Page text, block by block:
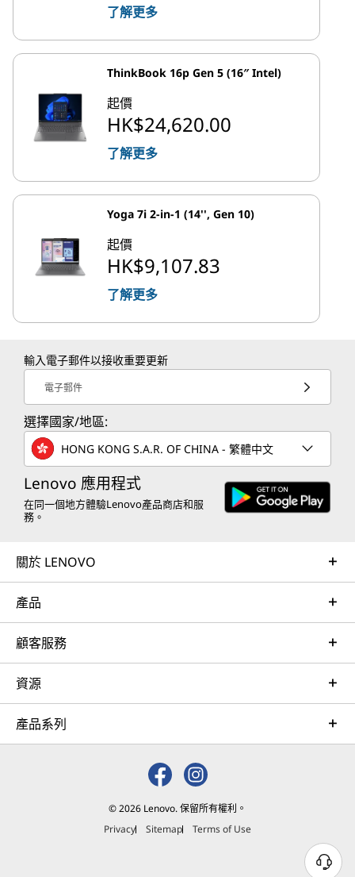
了解更多
ThinkBook 16p Gen 5 (16″ Intel)
起價
HK$24,620.00
了解更多
Yoga 7i 2-in-1 (14'', Gen 10)
起價
HK$9,107.83
了解更多
輸入電子郵件以接收重要更新
電子郵件
選擇國家/地區:
HONG KONG S.A.R. OF CHINA - 繁體中文
Lenovo 應用程式
在同一個地方體驗Lenovo產品商店和服
務。
關於 LENOVO
產品
顧客服務
資源
產品系列
© 2026 Lenovo. 保留所有權利。
Privacy
Sitemap Terms of Use